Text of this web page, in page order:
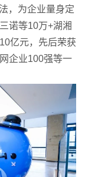
，为企业量身定
诺等10万+湖湘
亿元，先后荣获
企业100强等一